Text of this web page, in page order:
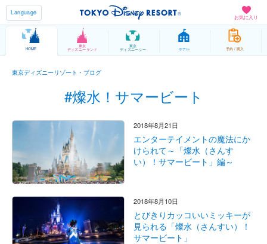
お気に入り
Language
HOME
東京
ディズニーランド
東京
ディズニーシー ホテル 予約 / 購入
東京ディズニーリゾート・ブログ
#燦水！サマービート
2018年8月21日
エンターテイメントの魔法にか
けられて～「燦水（さんす
い）！サマービート」編～
2018年8月10日
とびきりカッコいいミッキーが
見られる「燦水（さんすい）！
サマービート」